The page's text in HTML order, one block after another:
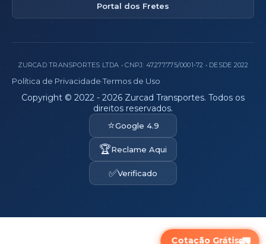
Cotação Grátis🚛
Portal dos Fretes
ZURCAD TRANSPORTES LTDA • CNPJ: 47.277.775/0001-72 • DESDE 2022
Política de Privacidade·Termos de Uso
Copyright © 2022 - 2026 Zurcad Transportes. Todos os
direitos reservados.
⭐Google 4.9
🏆Reclame Aqui
✅Verificado